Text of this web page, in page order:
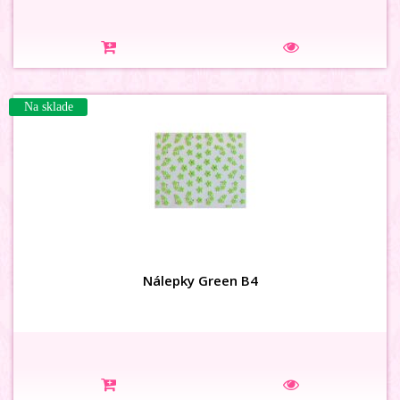
Na sklade
Nálepky Green B4